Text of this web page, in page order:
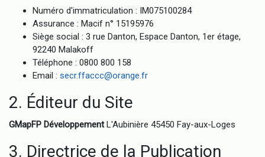
Numéro d'immatriculation : IM075100284
Assurance : Macif n° 15195976
Siège social : 3 rue Danton, Espace Danton, 1er étage,
92240 Malakoff
Téléphone : 0800 800 158
Email : secr.ffaccc@orange.fr
2. Éditeur du Site
GMapFP DéveloppementL'Aubinière 45450 Fay-aux-Loges
3. Directrice de la Publication